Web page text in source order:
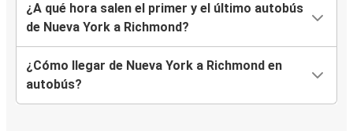
¿A qué hora salen el primer y el último autobús
de Nueva York a Richmond?
¿Cómo llegar de Nueva York a Richmond en
autobús?